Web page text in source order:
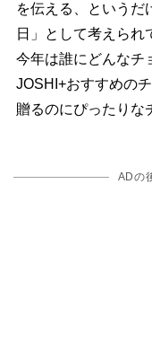
を伝える、というだ
日」として考えられ
今年は誰にどんな
JOSHI+おすすめの
贈るのにぴったりな
ADの